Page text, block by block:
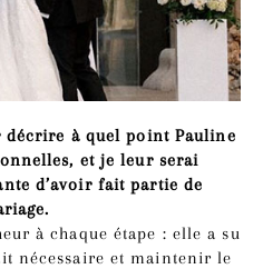
décrire à quel point Pauline
et je leur serai
d’avoir fait partie de
à chaque étape : elle a su
nécessaire et maintenir le